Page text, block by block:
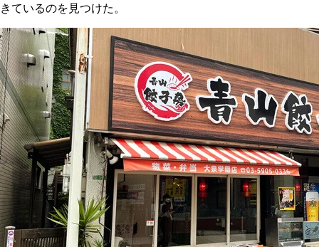
きているのを見つけた。